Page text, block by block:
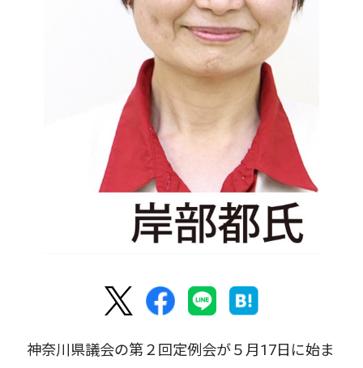
神奈川県議会の第２回定例会が５月17日に始ま